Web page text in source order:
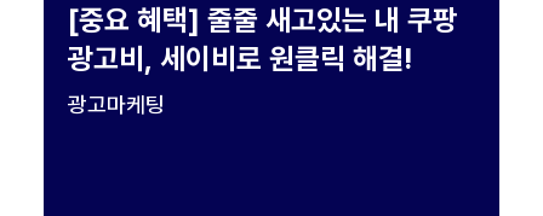
[중요 혜택] 줄줄 새고있는 내 쿠팡
광고비, 세이비로 원클릭 해결!
광고마케팅